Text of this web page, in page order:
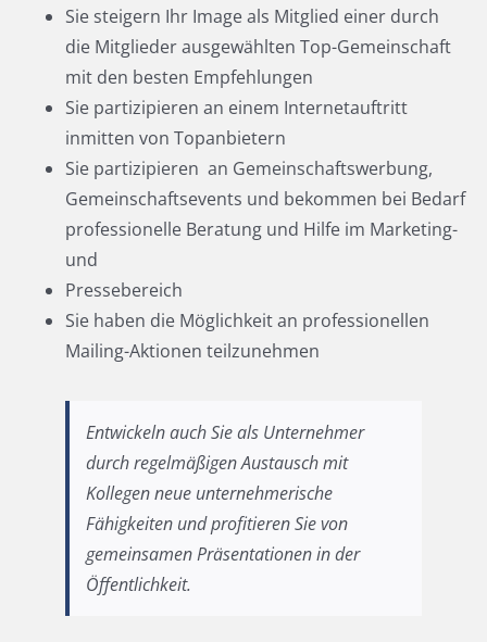
Sie steigern Ihr Image als Mitglied einer durch
die Mitglieder ausgewählten Top-Gemeinschaft
mit den besten Empfehlungen
Sie partizipieren an einem Internetauftritt
inmitten von Topanbietern
Sie partizipieren an Gemeinschaftswerbung,
Gemeinschaftsevents und bekommen bei Bedarf
professionelle Beratung und Hilfe im Marketing-
und
Pressebereich
Sie haben die Möglichkeit an professionellen
Mailing-Aktionen teilzunehmen
Entwickeln auch Sie als Unternehmer
durch regelmäßigen Austausch mit
Kollegen neue unternehmerische
Fähigkeiten und profitieren Sie von
gemeinsamen Präsentationen in der
Öffentlichkeit.